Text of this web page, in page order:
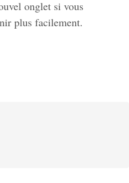
onglet si vous
plus facilement.